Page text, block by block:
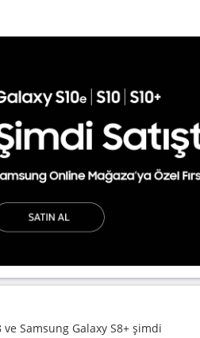
Samsung Galaxy S8+ şimdi